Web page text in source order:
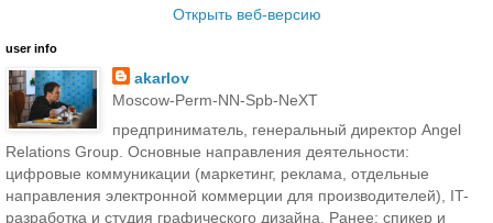
Открыть веб-версию
user info
akarlov
Moscow-Perm-NN-Spb-NeXT
предприниматель, генеральный директор Angel
Relations Group. Основные направления деятельности:
цифровые коммуникации (маркетинг, реклама, отдельные
направления электронной коммерции для производителей), IT-
разработка и студия графического дизайна. Ранее: спикер и